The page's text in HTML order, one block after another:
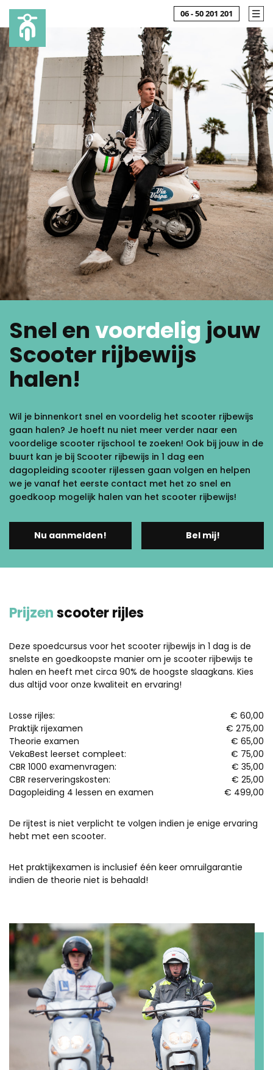
06 - 50 201 201
Snel envoordelig jouw
Scooter rijbewijs
halen!
Wil je binnenkort snel en voordelig het scooter rijbewijs
gaan halen? Je hoeft nu niet meer verder naar een
voordelige scooter rijschool te zoeken! Ook bij jouw in de
buurt kan je bij Scooter rijbewijs in 1 dag een
dagopleiding scooter rijlessen gaan volgen en helpen
we je vanaf het eerste contact met het zo snel en
goedkoop mogelijk halen van het scooter rijbewijs!
Nu aanmelden! Bel mij!
Prijzenscooter rijles
Deze spoedcursus voor het scooter rijbewijs in 1 dag is de
snelste en goedkoopste manier om je scooter rijbewijs te
halen en heeft met circa 90% de hoogste slaagkans. Kies
dus altijd voor onze kwaliteit en ervaring!
Losse rijles:
€ 60,00
Praktijk rijexamen
€ 275,00
Theorie examen
€ 65,00
VekaBest leerset compleet:
€ 75,00
CBR 1000 examenvragen:
€ 35,00
CBR reserveringskosten:
€ 25,00
Dagopleiding 4 lessen en examen
€ 499,00
De rijtest is niet verplicht te volgen indien je enige ervaring
hebt met een scooter.
Het praktijkexamen is inclusief één keer omruilgarantie
indien de theorie niet is behaald!